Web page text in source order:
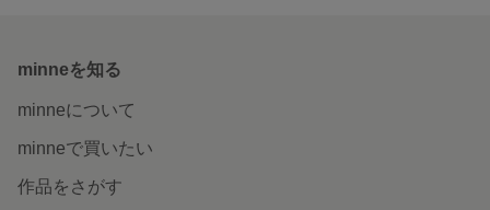
minneを知る
minneについて
minneで買いたい
作品をさがす